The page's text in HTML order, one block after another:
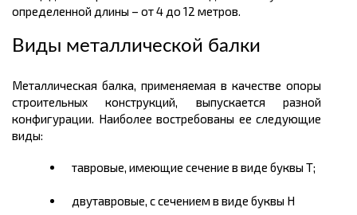
определенной длины – от 4 до 12 метров.
Виды металлической балки
Металлическая балка, применяемая в качестве опоры
строительных конструкций, выпускается разной
конфигурации. Наиболее востребованы ее следующие
виды:
тавровые, имеющие сечение в виде буквы Т;
двутавровые, с сечением в виде буквы Н